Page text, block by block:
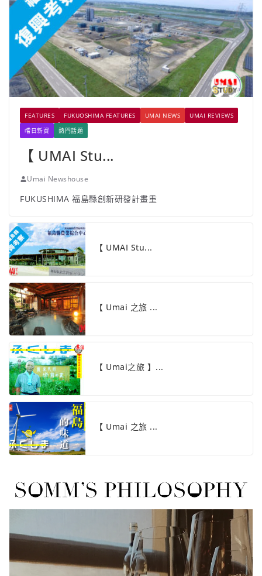
FEATURES FUKUOSHIMA FEATURES UMAI NEWS
UMAI REVIEWS
嚐日新資
熱門話題
【 UMAI Stu...
Umai Newshouse
FUKUSHIMA 福島縣創新研發計畫重
【 UMAI Stu...
【 Umai 之旅 ...
【 Umai之旅 】...
【 Umai 之旅 ...